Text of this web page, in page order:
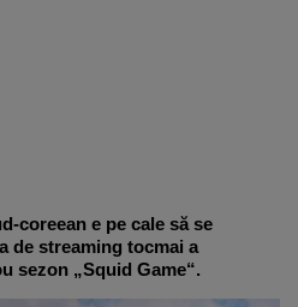
coreean e pe cale să se
de streaming tocmai a
sezon „Squid Game“.